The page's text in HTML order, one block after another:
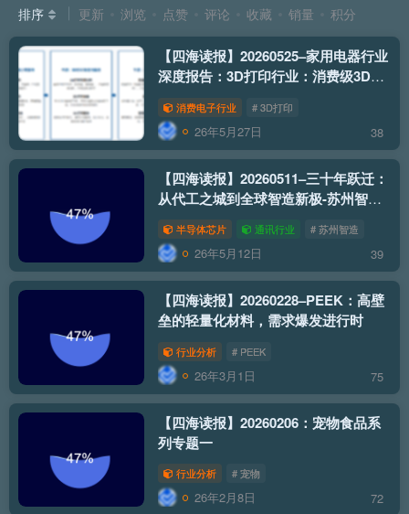
排序 更新 浏览 点赞 评论 收藏 销量 积分
【四海读报】20260525–家用电器行业
深度报告：3D打印行业：消费级3D打
消费电子行业 # 3D打印
26年5月27日 38
【四海读报】20260511–三十年跃迁：
从代工之城到全球智造新极-苏州智造
半导体芯片 通讯行业 # 苏州智造
26年5月12日 39
【四海读报】20260228–PEEK：高壁
垒的轻量化材料，需求爆发进行时
行业分析 # PEEK
26年3月1日 75
【四海读报】20260206：宠物食品系
列专题一
行业分析 # 宠物
26年2月8日 72